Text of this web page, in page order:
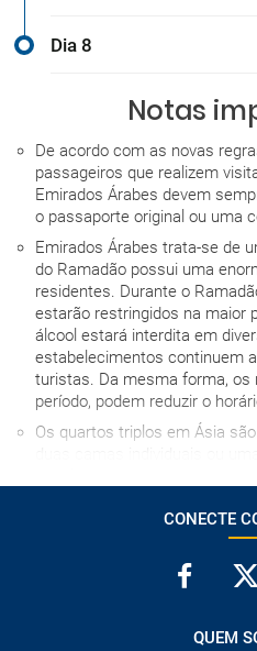
Dia 8
Notas
De acordo com as novas
passageiros que realizem
Emirados Árabes devem
o passaporte original ou uma
Emirados Árabes trata-se de
do Ramadão possui uma
residentes. Durante o
estarão restringidos na maior
álcool estará interdita em
estabelecimentos continuem
turistas. Da mesma forma, os
período, podem reduzir o
Os quartos triplos em Ásia
desaconselhamos o seu uso
cada estabelecimento, mas
15h00, salvo indicação em
CONECTE
QUEM